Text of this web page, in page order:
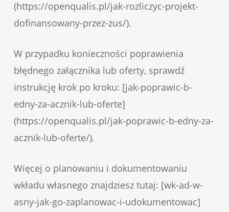
(https://openqualis.pl/jak-rozliczyc-projekt-
dofinansowany-przez-zus/).
W przypadku konieczności poprawienia
błędnego załącznika lub oferty, sprawdź
instrukcję krok po kroku: [jak-poprawic-b-
edny-za-acznik-lub-oferte]
(https://openqualis.pl/jak-poprawic-b-edny-za-
acznik-lub-oferte/).
Więcej o planowaniu i dokumentowaniu
wkładu własnego znajdziesz tutaj: [wk-ad-w-
asny-jak-go-zaplanowac-i-udokumentowac]